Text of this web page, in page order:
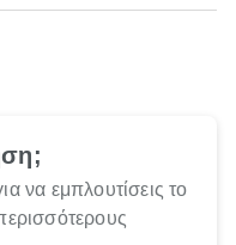
να εμπλουτίσεις το